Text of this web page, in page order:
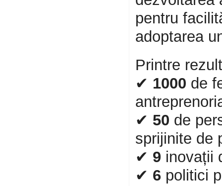
pentru
adoptarea
Printre
✔ 1000 de
✔ 50 de
sprijinite de
✔ 9 inovații
✔ 6 politici